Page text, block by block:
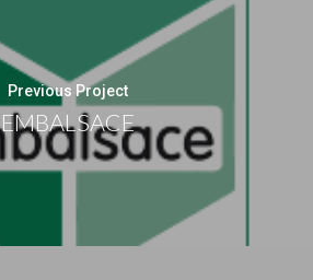
Previous Project
EMBALSACE